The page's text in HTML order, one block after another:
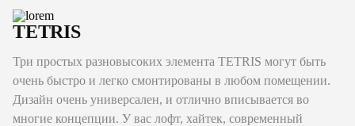
TETRIS
Три простых разновысоких элемента TETRIS могут быть
очень быстро и легко смонтированы в любом помещении.
Дизайн очень универсален, и отлично вписывается во
многие концепции. У вас лофт, хайтек, современный